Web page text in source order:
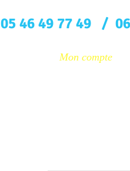
05 46 49 77 49 /
Mon compte